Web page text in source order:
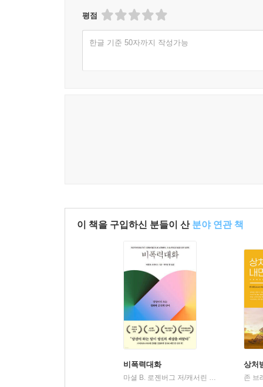
평점
한글 기준 50자까지 작성가능
이 책을 구입하신 분들이 산 분야 연관 책
비폭력대화
마셜 B. 로젠버그 저/캐서린 한 역
한국NVC
상처
존 브